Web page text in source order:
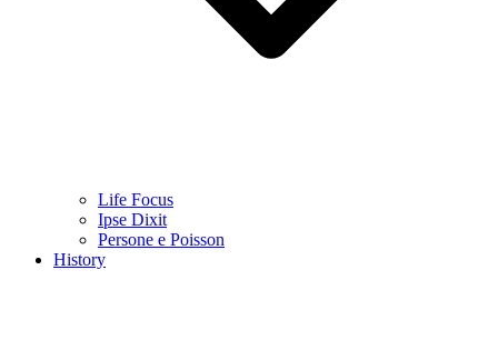
Life Focus
Ipse Dixit
Persone e Poisson
History